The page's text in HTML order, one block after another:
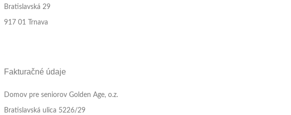
Bratislavská 29
917 01 Trnava
Fakturačné údaje
Domov pre seniorov Golden Age, o.z.
Bratislavská ulica 5226/29